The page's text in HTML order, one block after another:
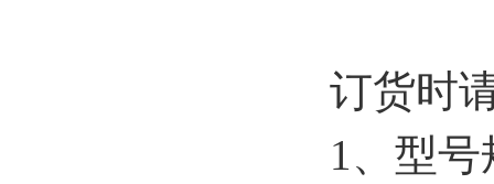
订货时
1、型